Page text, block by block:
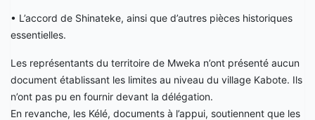
• L’accord de Shinateke, ainsi que d’autres pièces historiques
essentielles.
Les représentants du territoire de Mweka n’ont présenté aucun
document établissant les limites au niveau du village Kabote. Ils
n’ont pas pu en fournir devant la délégation.
En revanche, les Kélé, documents à l’appui, soutiennent que les